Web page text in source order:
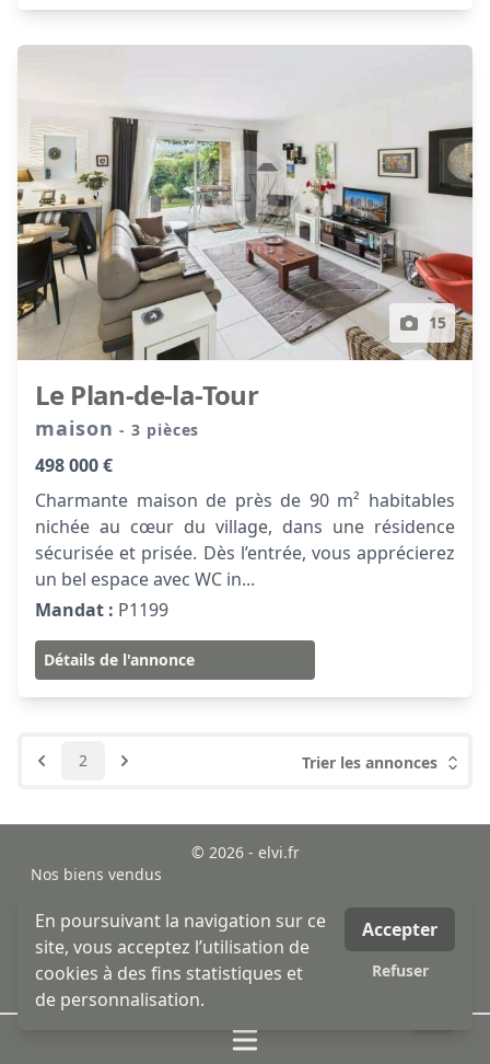
15
Le Plan-de-la-Tour
maison- 3 pièces
498 000 €
Charmante maison de près de 90 m² habitables
nichée au cœur du village, dans une résidence
sécurisée et prisée. Dès l’entrée, vous apprécierez
un bel espace avec WC in...
Mandat : P1199
Détails de l'annonce
2 Trier les annonces
© 2026 - elvi.fr
Nos biens vendus
Mentions légales
MLI - mon logiciel immobilier - logiciel & site internet
immobilier
honoraires
En poursuivant la navigation sur ce
site, vous acceptez l’utilisation de
cookies à des fins statistiques et
de personnalisation.
Accepter
Refuser